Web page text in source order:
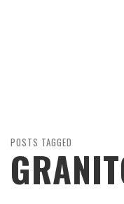
POSTS TAGGED